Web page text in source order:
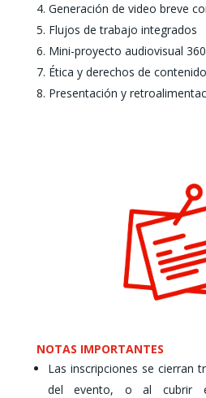
Generación de video breve
Flujos de trabajo integrados
Mini-proyecto audiovisual
Ética y derechos de
Presentación y
NOTAS IMPORTANTES
Las inscripciones se cierran
del evento, o al cubrir